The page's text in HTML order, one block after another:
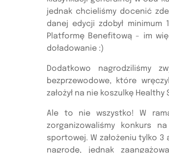
jednak chcieliśmy docenić
danej edycji zdobył minimum
Platformę Benefitową - im
doładowanie :)
Dodatkowo nagrodziliśmy
bezprzewodowe, które
założył na nie koszulkę Healthy
Ale to nie wszystko! W
zorganizowaliśmy konkurs
sportowej. W założeniu tylko
nagrodę, jednak